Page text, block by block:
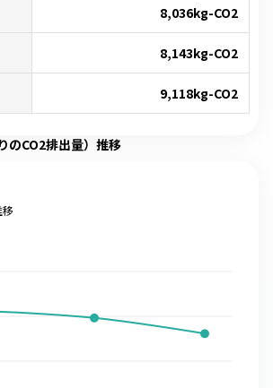
8,036kg-CO2
8,143kg-CO2
9,118kg-CO2
のCO2排出量）推移